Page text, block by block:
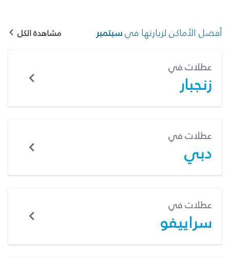
أفضل الأماكن لزيارتها فيسبتمبر مشاهدة الكل
عطلات في
زنجبار
عطلات في
دبي
عطلات في
سراييفو